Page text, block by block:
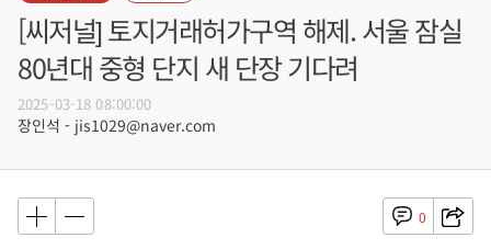
[씨저널] 토지거래허가구역 해제. 서울 잠실
80년대 중형 단지 새 단장 기다려
2025-03-18 08:00:00
장인석 - jis1029@naver.com
0